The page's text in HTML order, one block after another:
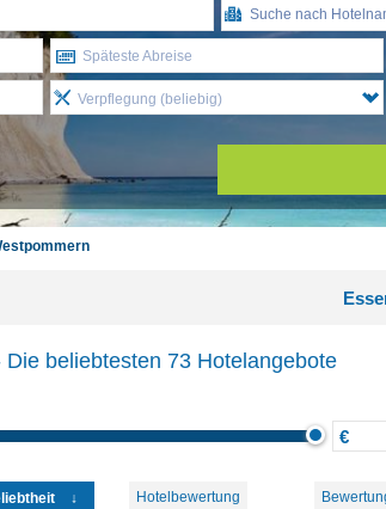
Späteste Abreise
Verpflegung (beliebig)
beliebtesten 73 Hotelangebote
€
Hotelbewertung